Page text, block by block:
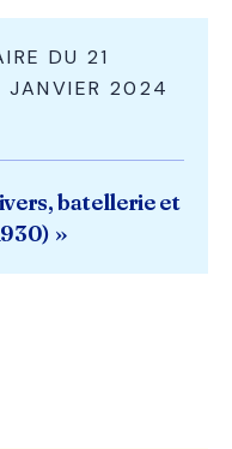
DU 21
JANVIER 2024
batellerie et
»